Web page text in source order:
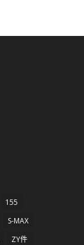
155
S-MAX
ZY件